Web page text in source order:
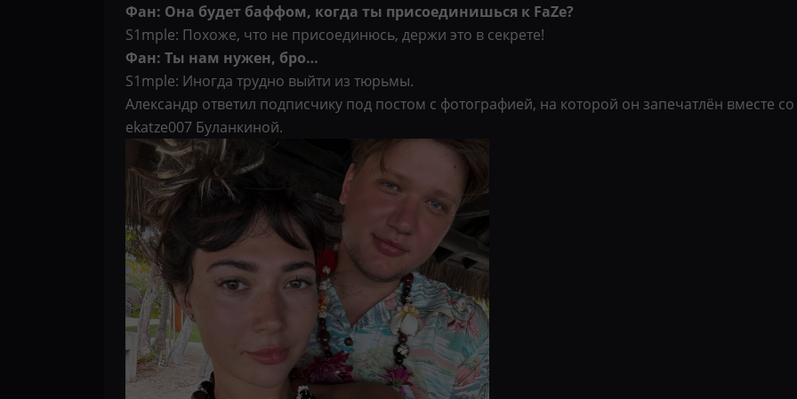
Фан: Она будет баффом, когда ты присоединишься к FaZe?
S1mple: Похоже, что не присоединюсь, держи это в секрете!
Фан: Ты нам нужен, бро…
S1mple: Иногда трудно выйти из тюрьмы.
Александр ответил подписчику под постом с фотографией, на которой он запечатлён вместе
ekatze007 Буланкиной.